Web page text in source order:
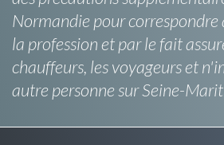
Normandie pour correspondre
la profession et par le fait
chauffeurs, les voyageurs et
autre personne sur Seine-